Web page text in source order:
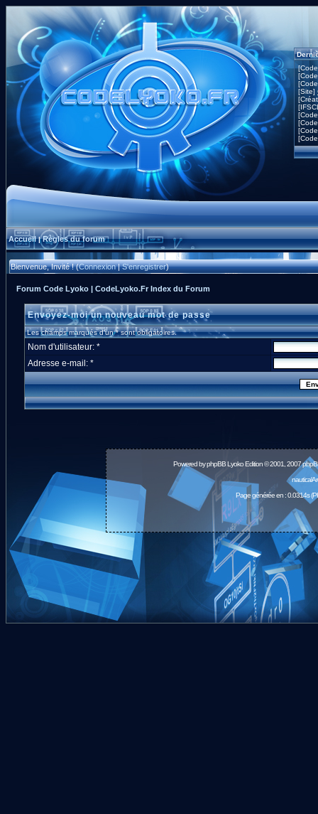
[Site]
Accueil|Règles du forum
Bienvenue, Invité ! (Connexion|S'enregistrer)
Forum Code Lyoko | CodeLyoko.Fr Index du Forum
Envoyez-moi un nouveau mot de passe
Les champs marqués d'un * sont obligatoires.
Nom d'utilisateur: *
Adresse e-mail: *
Powered byphpBBLyoko Edition © 2001, 2007
Page générée en : 0.0314s